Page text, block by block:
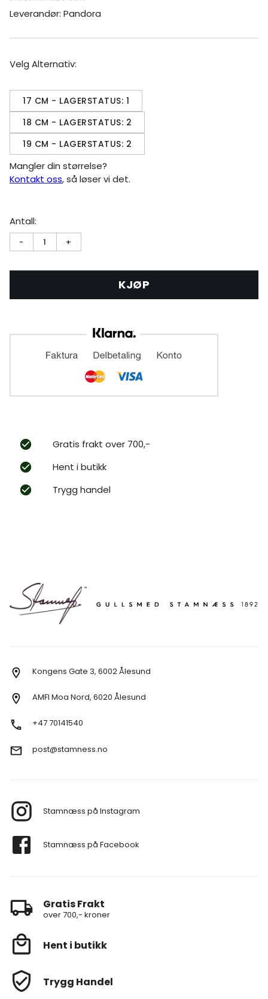
Leverandør: Pandora
Velg Alternativ:
17 CM - LAGERSTATUS: 1
18 CM - LAGERSTATUS: 2
19 CM - LAGERSTATUS: 2
Mangler din størrelse?
Kontakt oss, så løser vi det.
Antall:
- 1 +
KJØP
Gratis frakt over 700,-
Hent i butikk
Trygg handel
Kongens Gate 3, 6002 Ålesund
AMFI Moa Nord, 6020 Ålesund
+47 70141540
post@stamness.no
Stamnæss på Instagram
Stamnæss på Facebook
Gratis Frakt
over 700,- kroner
Hent i butikk
Trygg Handel